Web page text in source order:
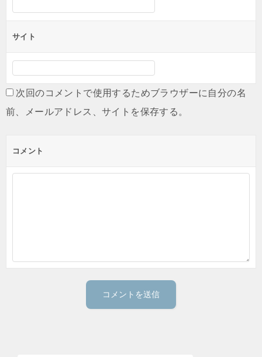
サイト
次回のコメントで使用するためブラウザーに自分の名
前、メールアドレス、サイトを保存する。
コメント